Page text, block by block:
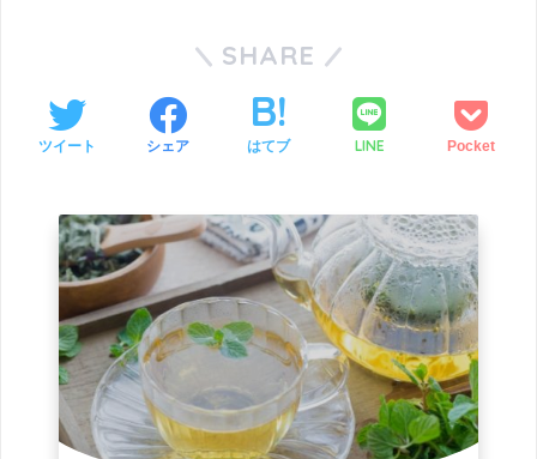
SHARE
ツイート シェア はてブ LINE Pocket